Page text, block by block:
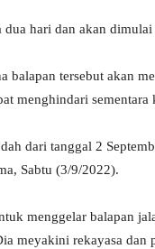
hari dan akan
balapan tersebut akan
menghindari sementara
dari tanggal 2
Sabtu (3/9/2022).
menggelar balapan
meyakini rekayasa dan